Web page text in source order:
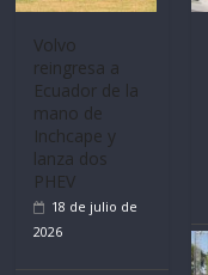
Volvo
reingresa a
Ecuador de la
mano de
Inchcape y
lanza dos
PHEV
18 de julio de
2026